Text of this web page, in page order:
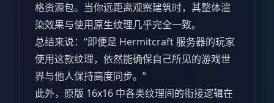
格资源包。当你远距离观察建筑时，其整体渲
染效果与使用原生纹理几乎完全一致。
总结来说：“即便是 Hermitcraft 服务器的玩家
使用这款纹理，依然能确保自己所见的游戏世
界与他人保持高度同步。”
此外，原版 16x16 中各类纹理间的衔接逻辑在